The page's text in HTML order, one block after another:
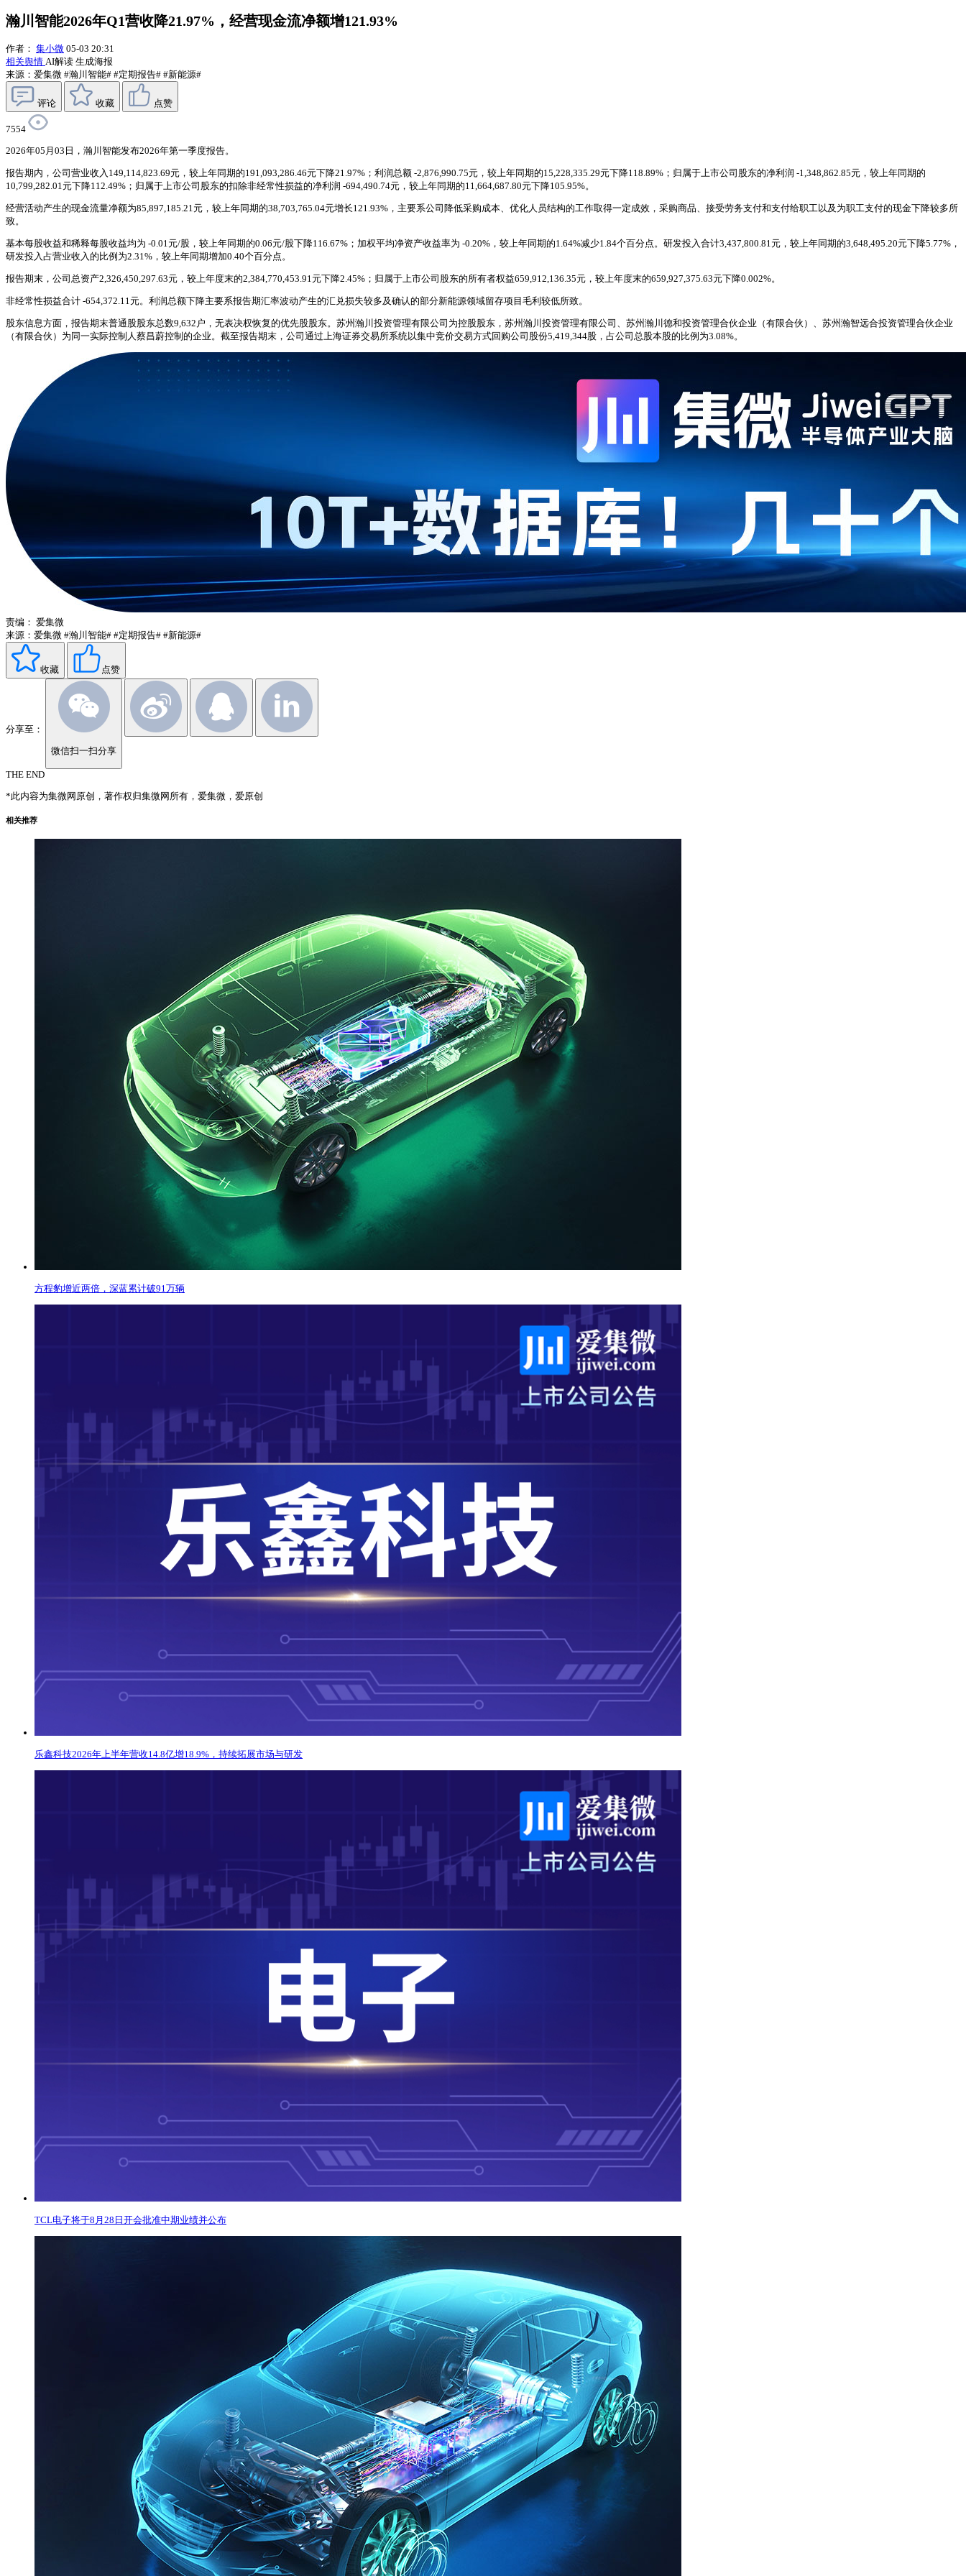
瀚川智能2026年Q1营收降21.97%，经营现金流净额增121.93%
作者： 集小微 05-03 20:31
相关舆情 AI解读 生成海报
来源：爱集微 #瀚川智能# #定期报告# #新能源#
评论 收藏 点赞
7554
2026年05月03日，瀚川智能发布2026年第一季度报告。
报告期内，公司营业收入149,114,823.69元，较上年同期的191,093,286.46元下降21.97%；利润总额 -2,876,990.75元，较上年同期的15,228,335.29元下降118.89%；归属于上市公司股东的净利润 -1,348,862.85元，较上年同期的
10,799,282.01元下降112.49%；归属于上市公司股东的扣除非经常性损益的净利润 -694,490.74元，较上年同期的11,664,687.80元下降105.95%。
经营活动产生的现金流量净额为85,897,185.21元，较上年同期的38,703,765.04元增长121.93%，主要系公司降低采购成本、优化人员结构的工作取得一定成效，采购商品、接受劳务支付和支付给职工以及为职工支付的现金下降较多所
致。
基本每股收益和稀释每股收益均为 -0.01元/股，较上年同期的0.06元/股下降116.67%；加权平均净资产收益率为 -0.20%，较上年同期的1.64%减少1.84个百分点。研发投入合计3,437,800.81元，较上年同期的3,648,495.20元下降5.77%，
研发投入占营业收入的比例为2.31%，较上年同期增加0.40个百分点。
报告期末，公司总资产2,326,450,297.63元，较上年度末的2,384,770,453.91元下降2.45%；归属于上市公司股东的所有者权益659,912,136.35元，较上年度末的659,927,375.63元下降0.002%。
非经常性损益合计 -654,372.11元。利润总额下降主要系报告期汇率波动产生的汇兑损失较多及确认的部分新能源领域留存项目毛利较低所致。
股东信息方面，报告期末普通股股东总数9,632户，无表决权恢复的优先股股东。苏州瀚川投资管理有限公司为控股股东，苏州瀚川投资管理有限公司、苏州瀚川德和投资管理合伙企业（有限合伙）、苏州瀚智远合投资管理合伙企业
（有限合伙）为同一实际控制人蔡昌蔚控制的企业。截至报告期末，公司通过上海证券交易所系统以集中竞价交易方式回购公司股份5,419,344股，占公司总股本股的比例为3.08%。
责编： 爱集微
来源：爱集微 #瀚川智能# #定期报告# #新能源#
收藏 点赞
分享至：
微信扫一扫分享
THE END
*此内容为集微网原创，著作权归集微网所有，爱集微，爱原创
相关推荐
方程豹增近两倍，深蓝累计破91万辆
乐鑫科技2026年上半年营收14.8亿增18.9%，持续拓展市场与研发
TCL电子将于8月28日开会批准中期业绩并公布